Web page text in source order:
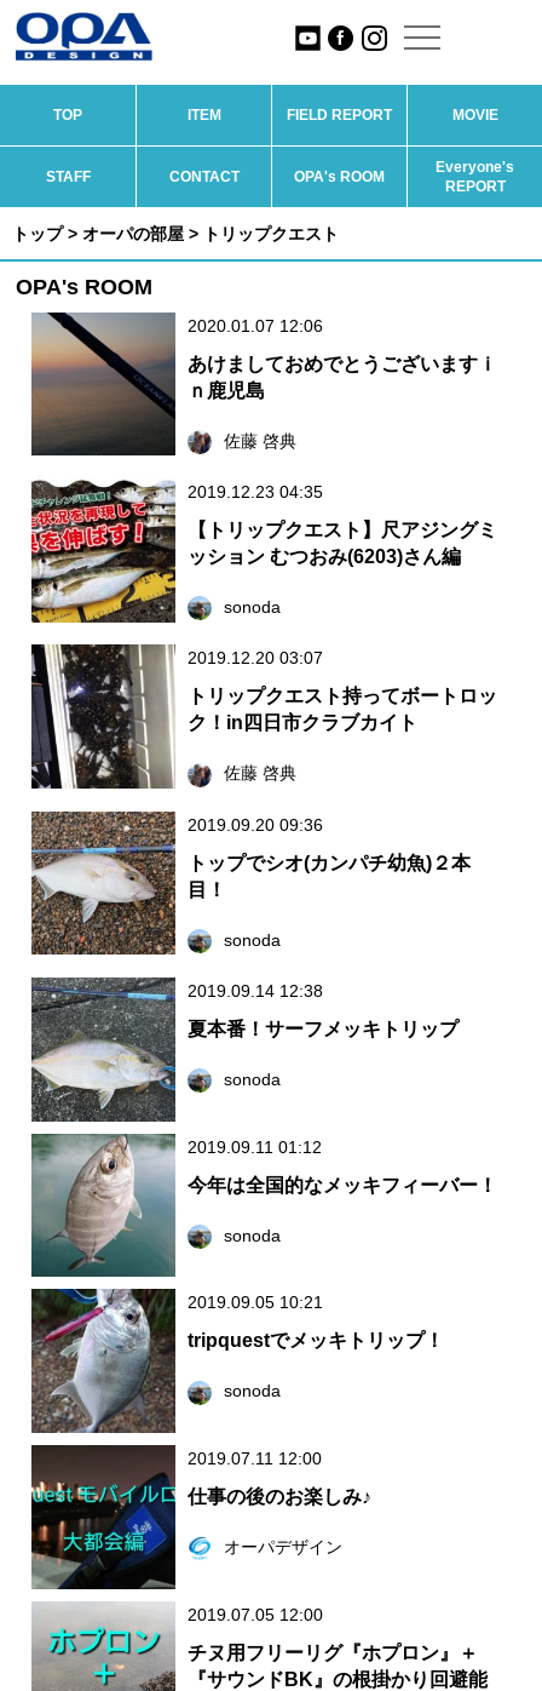
TOP ITEM FIELD REPORT MOVIE
STAFF CONTACT OPA's ROOM
Everyone's
REPORT
トップ> オーパの部屋 > トリップクエスト
OPA's ROOM
2020.01.07 12:06
あけましておめでとうございますｉ
ｎ鹿児島
佐藤 啓典
2019.12.23 04:35
【トリップクエスト】尺アジングミ
ッション むつおみ(6203)さん編
sonoda
2019.12.20 03:07
トリップクエスト持ってボートロッ
ク！in四日市クラブカイト
佐藤 啓典
2019.09.20 09:36
トップでシオ(カンパチ幼魚)２本
目！
sonoda
2019.09.14 12:38
夏本番！サーフメッキトリップ
sonoda
2019.09.11 01:12
今年は全国的なメッキフィーバー！
sonoda
2019.09.05 10:21
tripquestでメッキトリップ！
sonoda
2019.07.11 12:00
仕事の後のお楽しみ♪
オーパデザイン
2019.07.05 12:00
チヌ用フリーリグ『ホプロン』＋
『サウンドBK』の根掛かり回避能